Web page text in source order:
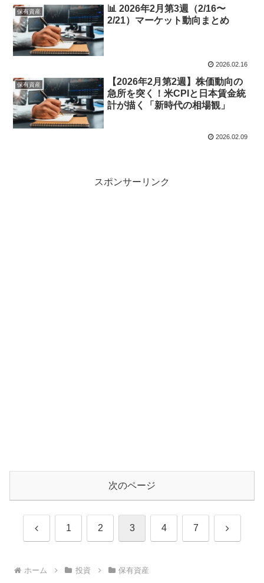
保有資産
📊 2026年2月第3週（2/16〜
2/21）マーケット動向まとめ
2026.02.16
保有資産
【2026年2月第2週】株価動向の
急所を突く！米CPIと日本賃金統
計が描く「新時代の相場観」
2026.02.09
スポンサーリンク
次のページ
前 1 2 3 4 7 次
ホーム 投資 保有資産